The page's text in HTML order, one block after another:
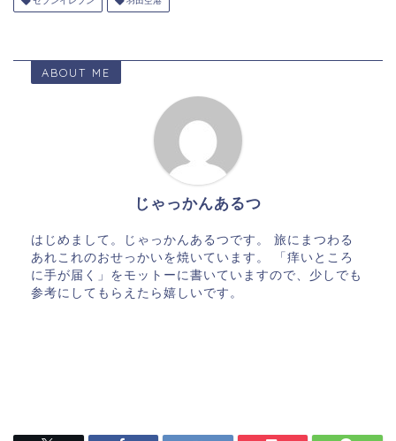
ABOUT ME
じゃっかんあるつ
はじめまして。じゃっかんあるつです。 旅にまつわる
あれこれのおせっかいを焼いています。 「痒いところ
に手が届く」をモットーに書いていますので、少しでも
参考にしてもらえたら嬉しいです。